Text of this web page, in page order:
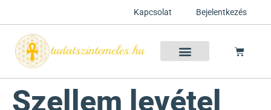
Kapcsolat Bejelentkezés
Szellem levétel